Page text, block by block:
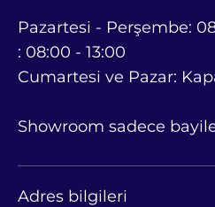
Pazartesi - Perşembe:
: 08:00 - 13:00
Cumartesi ve Pazar:
Showroom sadece
Adres bilgileri